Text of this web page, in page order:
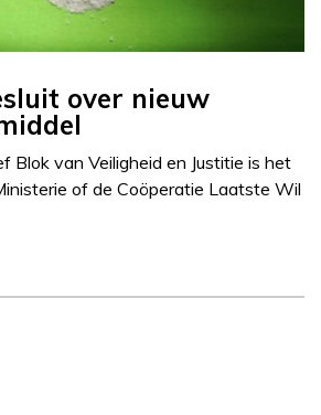
over nieuw
Blok van Veiligheid en Justitie is het
of de Coöperatie Laatste Wil